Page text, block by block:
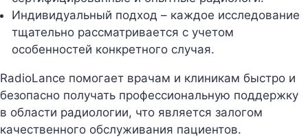
Индивидуальный подход – каждое исследование
тщательно рассматривается с учетом
особенностей конкретного случая.
RadioLance помогает врачам и клиникам быстро и
безопасно получать профессиональную поддержку
в области радиологии, что является залогом
качественного обслуживания пациентов.